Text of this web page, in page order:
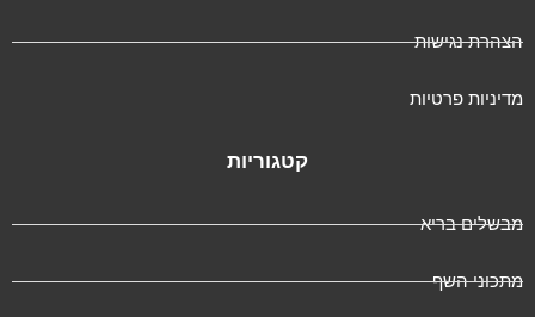
הצהרת נגישות
מדיניות פרטיות
קטגוריות
מבשלים בריא
מתכוני השף